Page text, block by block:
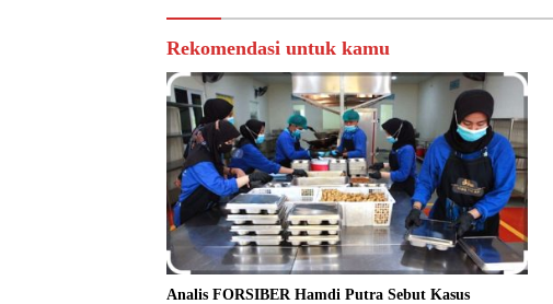
Rekomendasi untuk kamu
Analis FORSIBER Hamdi Putra Sebut Kasus